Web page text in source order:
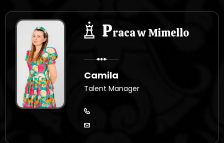
Praca w Mimello
Camila
Talent Manager